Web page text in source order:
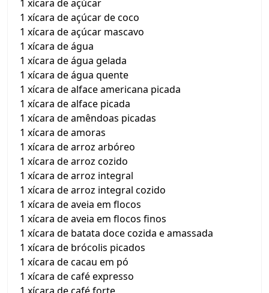
1 xícara de açúcar
1 xícara de açúcar de coco
1 xícara de açúcar mascavo
1 xícara de água
1 xícara de água gelada
1 xícara de água quente
1 xícara de alface americana picada
1 xícara de alface picada
1 xícara de amêndoas picadas
1 xícara de amoras
1 xícara de arroz arbóreo
1 xícara de arroz cozido
1 xícara de arroz integral
1 xícara de arroz integral cozido
1 xícara de aveia em flocos
1 xícara de aveia em flocos finos
1 xícara de batata doce cozida e amassada
1 xícara de brócolis picados
1 xícara de cacau em pó
1 xícara de café expresso